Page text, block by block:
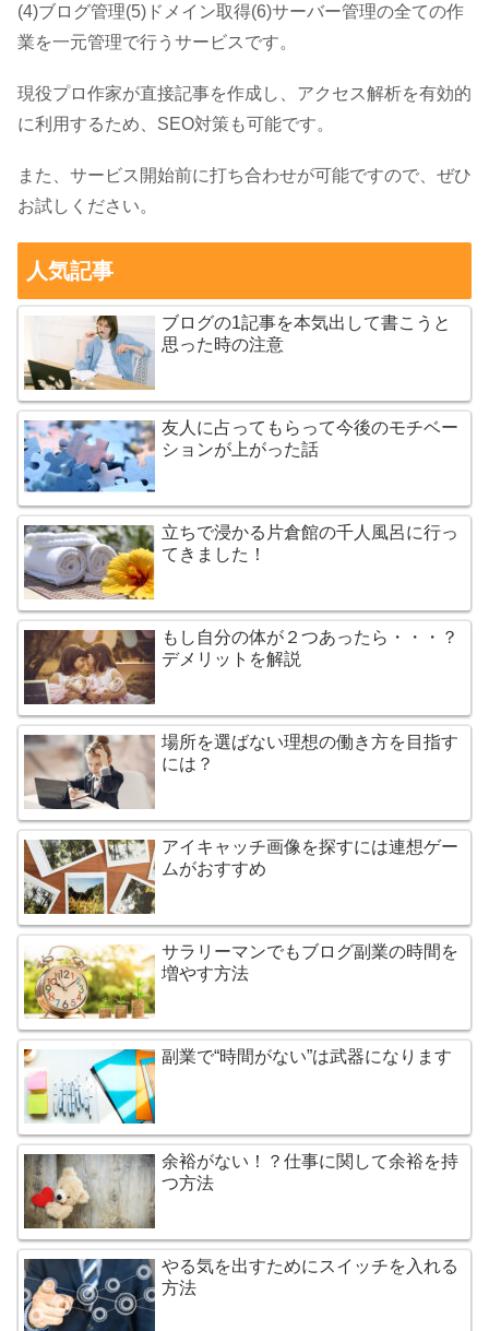
(4)ブログ管理(5)ドメイン取得(6)サーバー管理の全ての作
業を一元管理で行うサービスです。
現役プロ作家が直接記事を作成し、アクセス解析を有効的
に利用するため、SEO対策も可能です。
また、サービス開始前に打ち合わせが可能ですので、ぜひ
お試しください。
人気記事
ブログの1記事を本気出して書こうと
思った時の注意
友人に占ってもらって今後のモチベー
ションが上がった話
立ちで浸かる片倉館の千人風呂に行っ
てきました！
もし自分の体が２つあったら・・・？
デメリットを解説
場所を選ばない理想の働き方を目指す
には？
アイキャッチ画像を探すには連想ゲー
ムがおすすめ
サラリーマンでもブログ副業の時間を
増やす方法
副業で“時間がない”は武器になります
余裕がない！？仕事に関して余裕を持
つ方法
やる気を出すためにスイッチを入れる
方法